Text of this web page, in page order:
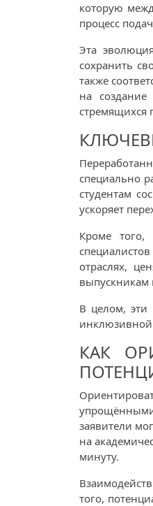
которую
процесс
Эта
сохранить
также
на
стремящихся
специально
студентам
ускоряет
Кроме того,
отраслях,
выпускникам
В целом, эти
инклюзивной
КАК
заявители
на
минуту.
того,